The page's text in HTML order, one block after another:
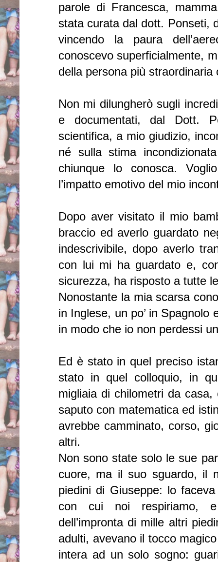
parole di Francesca,
stata curata dal dott. Ponseti,
vincendo la paura
conoscevo superficialmente,
della persona più
Non mi dilungherò sugli
e documentati, dal Dott.
scientifica, a mio giudizio,
né sulla stima
chiunque lo conosca.
l’impatto emotivo del mio
Dopo aver visitato il mio
braccio ed averlo guardato
indescrivibile, dopo averlo
con lui mi ha guardato e,
sicurezza, ha risposto a tutte
Nonostante la mia scarsa
in Inglese, un po’ in Spagnolo
in modo che io non perdessi
Ed è stato in quel preciso
stato in quel colloquio, in
migliaia di chilometri da
saputo con matematica ed
avrebbe camminato, corso,
altri.
Non sono state solo le sue
cuore, ma il suo sguardo, il
piedini di Giuseppe: lo
con cui noi respiriamo,
dell’impronta di mille altri
adulti, avevano il tocco
intera ad un solo sogno: